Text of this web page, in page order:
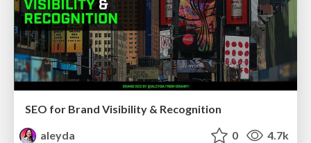
SEO for Brand Visibility & Recognition
aleyda
0 4.7k